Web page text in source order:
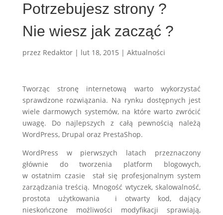
Potrzebujesz strony ?
Nie wiesz jak zacząć ?
przez Redaktor| lut 18, 2015 | Aktualności
Tworząc stronę internetową warto wykorzystać
sprawdzone rozwiązania. Na rynku dostępnych jest
wiele darmowych systemów, na które warto zwrócić
uwagę. Do najlepszych z całą pewnością należą
WordPress, Drupal oraz PrestaShop.
WordPress w pierwszych latach przeznaczony
głównie do tworzenia platform blogowych,
w ostatnim czasie stał się profesjonalnym system
zarządzania treścią. Mnogość wtyczek, skalowalność,
prostota użytkowania i otwarty kod, dający
nieskończone możliwości modyfikacji sprawiają,